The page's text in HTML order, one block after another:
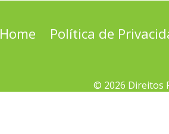
Home Política de
© 2026 Direitos